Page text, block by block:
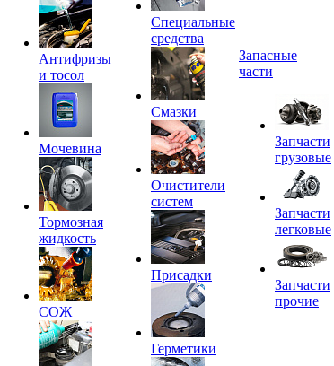
Антифризы
и тосол
Мочевина
Тормозная
жидкость
СОЖ
Специальные
средства
Смазки
Очистители
систем
Присадки
Герметики
Запасные
части
Запчасти
грузовые
Запчасти
легковые
Запчасти
прочие